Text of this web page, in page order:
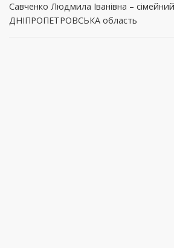
Савченко Людмила Іванівна –
ДНІПРОПЕТРОВСЬКА область